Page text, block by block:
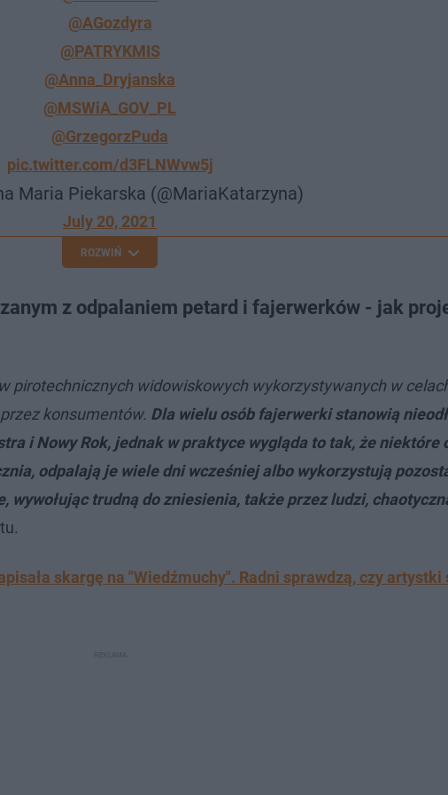
@AGozdyra
@PATRYKMIS
@Anna_Dryjanska
@MSWiA_GOV_PL
@GrzegorzPuda
pic.twitter.com/d3FLNWvw5j
Maria Piekarska (@MariaKatarzyna)
July 20, 2021
ROZWIŃ
z odpalaniem petard i fajerwerków - jak
pirotechnicznych widowiskowych wykorzystywanych w
konsumentów. Dla wielu osób fajerwerki stanowią
i Nowy Rok, jednak w praktyce wygląda to tak, że niektóre
odpalają je wiele dni wcześniej albo wykorzystują
trudną do zniesienia, także przez ludzi,
skargę na "Wiedźmuchy". Radni sprawdzą, czy artystki